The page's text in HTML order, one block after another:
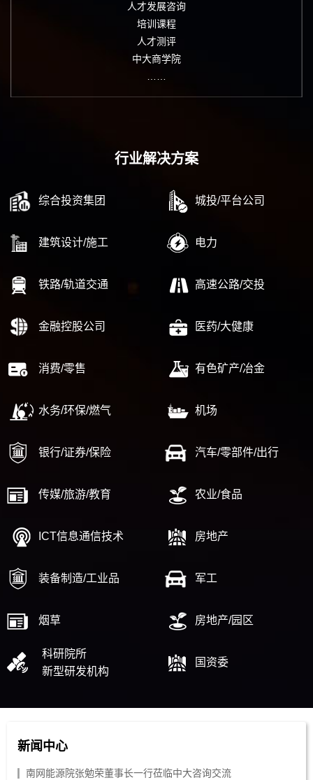
人才发展咨询
培训课程
人才测评
中大商学院
行业解决方案
综合投资集团 城投/平台公司
建筑设计/施工 电力
铁路/轨道交通 高速公路/交投
金融控股公司 医药/大健康
消费/零售 有色矿产/冶金
水务/环保/燃气 机场
银行/证券/保险 汽车/零部件/出行
传媒/旅游/教育 农业/食品
ICT信息通信技术 房地产
装备制造/工业品 军工
烟草 房地产/园区
科研院所
新型研发机构
国资委
新闻中心
南网能源院张勉荣董事长一行莅临中大咨询交流